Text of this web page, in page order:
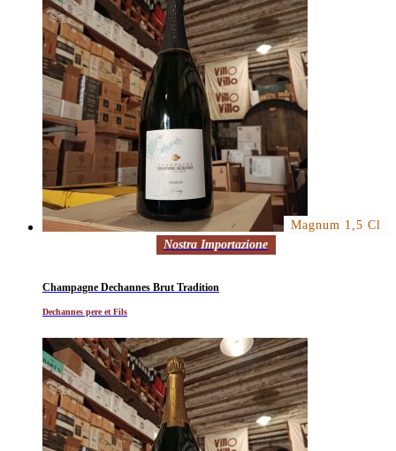
Al momento non disponibile
Magnum 1,5 Cl
Nostra Importazione
Champagne Dechannes Brut Tradition
Dechannes pere et Fils